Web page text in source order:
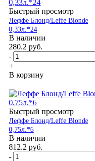
Быстрый просмотр
Леффе Блонд/Leffe Blonde
0,33л.*24
В наличии
280.2 руб.
-
+
В корзину
Быстрый просмотр
Леффе Блонд/Leffe Blonde
0,75л.*6
В наличии
812.2 руб.
-